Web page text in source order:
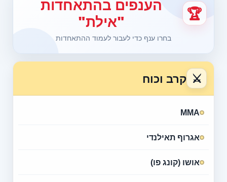
🏆
הענפים בהתאחדות
"אילת"
בחרו ענף כדי לעבור לעמוד ההתאחדות
⚔ קרב וכוח
MMA
אגרוף תאילנדי
אושו (קונג פו)